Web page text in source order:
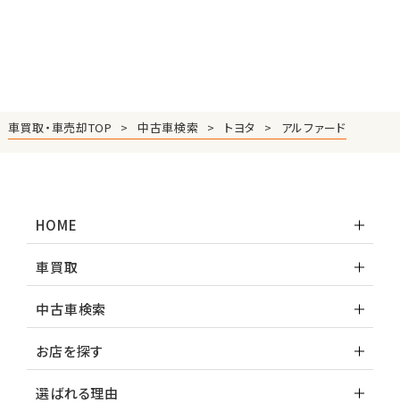
車買取・車売却TOP 中古車検索 トヨタ アルファード
HOME
車買取
中古車検索
お店を探す
選ばれる理由